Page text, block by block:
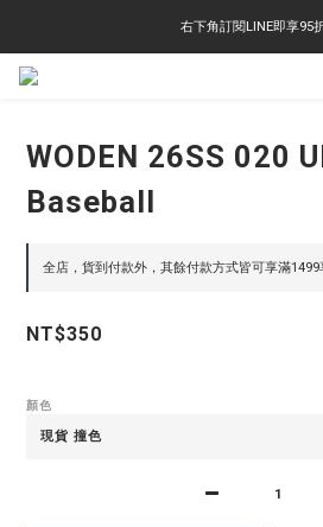
右下角訂閱LINE即享95
右下角訂閱LINE即享95
TS-2618 涼感短T 多版型選擇,涼感優惠 單件
WODEN 26SS 020
Baseball
全店，貨到付款外，其餘付款方式皆可享滿1499
NT$350
顏色